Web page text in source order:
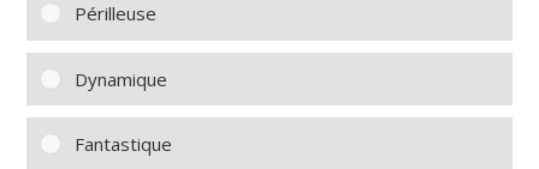
Périlleuse
Dynamique
Fantastique